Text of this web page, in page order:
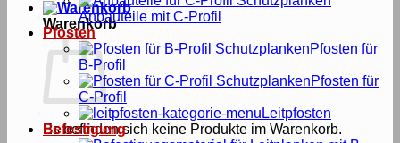
Warenkorb
Es befinden sich keine Produkte im Warenkorb.
Anbauteile mit C-Profil
Pfosten
Pfosten für
B-Profil
Pfosten für
C-Profil
Leitpfosten
Befestigung